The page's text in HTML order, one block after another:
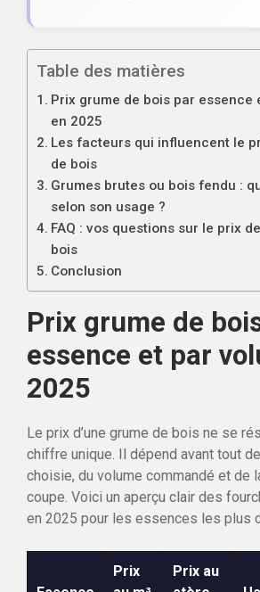
Table des matières
Prix grume de bois par essence
en 2025
Les facteurs qui influencent le
de bois
Grumes brutes ou bois fendu :
selon son usage ?
FAQ : vos questions sur le prix
bois
Conclusion
Prix grume de
essence et par
2025
Le prix d’une grume de bois ne se
chiffre unique. Il dépend avant tout
choisie, du volume commandé et de
coupe. Voici un aperçu clair des
en 2025 pour les essences les plus
Prix
Prix au